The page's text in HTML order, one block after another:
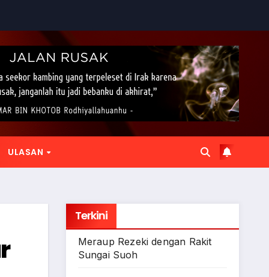
ULASAN
Terkini
Meraup Rezeki dengan Rakit
Sungai Suoh